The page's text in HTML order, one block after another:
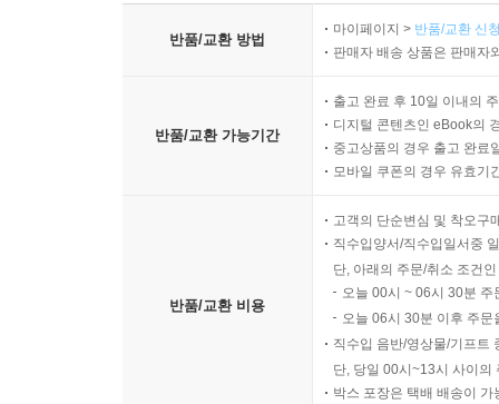
반품/교환 방법
마이페이지 > 반품/교환 신
판매자 배송 상품은 판매자
반품/교환 가능기간
출고 완료 후 10일 이내의
디지털 콘텐츠인 eBook의
중고상품의 경우 출고 완료
모바일 쿠폰의 경우 유효기
반품/교환 비용
고객의 단순변심 및 착오구
직수입양서/직수입일서중
단, 아래의 주문/취소 조건
오늘 00시 ~ 06시 30분
오늘 06시 30분 이후 주
직수입 음반/영상물/기프트
단, 당일 00시~13시 사이의
박스 포장은 택배 배송이